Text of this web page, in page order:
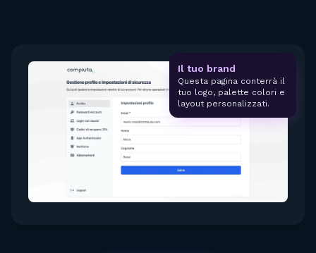
Il tuo brand
Questa pagina conterrà il
tuo logo, palette colori e
layout personalizzati.